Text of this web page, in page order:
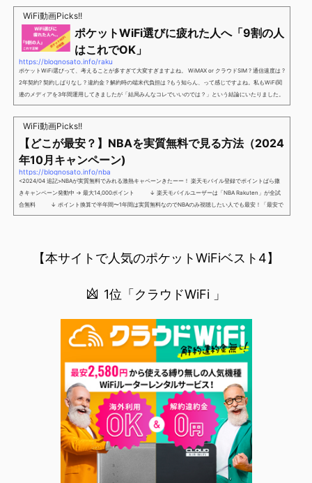
谷さんキャンペーン／2回線目以降でもOK再契約でもでもOK背水の陣の楽天モバイル。ついに「最後の賭
け」とも思えるポイントばら撒きキャンペーンを発動してきました。■キャンペーン概要三木谷社長の特
別招待ページから楽天モバイ...
WiFi動画Picks!!
ポケットWiFi選びに疲れた人へ「9割の人
はこれでOK」
https://blognosato.info/raku
ポケットWiFi選びって、考えることが多すぎて大変すぎますよね。 WiMAX or クラウドSIM ? 通信速度は ?
2年契約? 契約しばりなし ? 違約金 ? 解約時の端末代負担は ?もう知らん、って感じですよね。私もWiFi関
連のメディアを3年間運用してきましたが「結局みんなコレでいいのでは？」という結論にいたりました。
ということで、「ポケットWiFi選びに疲れた」「結局どれがいいのか分からない」と言う人向けに【最終
解】を用意しました。ポケットWiFiのヘビーユーザー視点で「90％の人はこれだけでいいやん」というも
のなので、「多...
WiFi動画Picks!!
【どこが最安？】NBAを実質無料で見る方法（2024
年10月キャンペーン)
https://blognosato.info/nba
<2024/04 追記>NBAが実質無料でみれる激熱キャペーンきたーー！ 楽天モバイル登録でポイントばら撒
きキャンペーン発動中 → 最大14,000ポイント ↓ 楽天モバイルユーザーは「NBA Rakuten」が全試
合無料 ↓ ポイント換算で半年間〜1年間は実質無料なのでNBAのみ視聴したい人でも最安！「最安で
NBAを見る方法」が「楽天モバイルを契約すること」というもはや意味不明な状況...楽天モバイルでNBAを
【本サイトで人気のポケットWiFiベスト4】
1位「クラウドWiFi 」